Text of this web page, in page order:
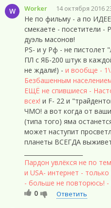
W Worker 14 октября 2016
Не по фильму - а по
смекаете - посетители
дуэль масонов!
PS- и у Рф - не
ПЛ с ЯБ-200 штук в
не ждали!) - и вообще -
Безбашенным
ЕЩЁ не спившиеся -
всех! и F- 22 и
ЧМО! а вот когда от
(типа того) яма
может наступит
планеты ВСЕГДА
Пардон увлёкся не по
и USA- интернет -
- больше не повторюсь!
0
Ответить